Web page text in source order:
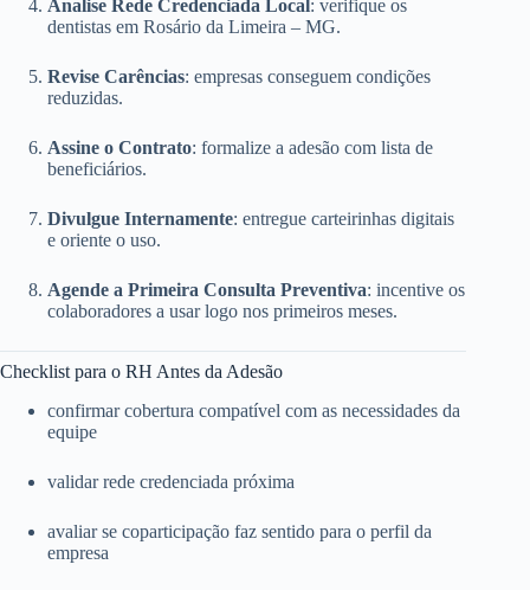
Analise Rede Credenciada Local: verifique os
dentistas em Rosário da Limeira – MG.
Revise Carências: empresas conseguem condições
reduzidas.
Assine o Contrato: formalize a adesão com lista de
beneficiários.
Divulgue Internamente: entregue carteirinhas digitais
e oriente o uso.
Agende a Primeira Consulta Preventiva: incentive os
colaboradores a usar logo nos primeiros meses.
Checklist para o RH Antes da Adesão
confirmar cobertura compatível com as necessidades da
equipe
validar rede credenciada próxima
avaliar se coparticipação faz sentido para o perfil da
empresa